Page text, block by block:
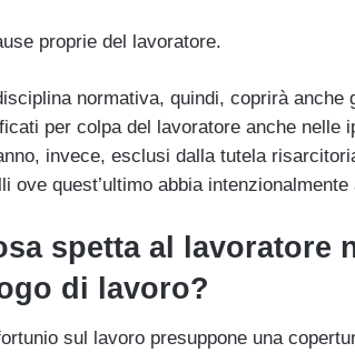
proprie del lavoratore.
normativa, quindi, coprirà anche
per colpa del lavoratore anche nelle
invece, esclusi dalla tutela
ove quest’ultimo abbia
spetta al lavoratore
di lavoro?
sul lavoro presuppone una